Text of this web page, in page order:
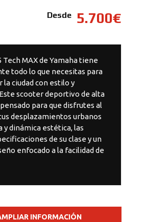
Desde 5.700€
Tech MAX de Yamaha tiene
todo lo que necesitas para
ciudad con estilo y
scooter deportivo de alta
para que disfrutes al
desplazamientos urbanos
y dinámica estética, las
de su clase y un
enfocado a la facilidad de
INFORMACIÓN